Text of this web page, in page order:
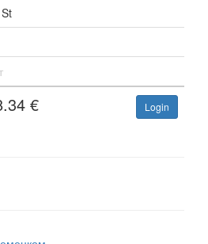
€ Login